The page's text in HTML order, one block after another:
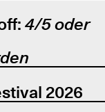
4/5 oder
2026